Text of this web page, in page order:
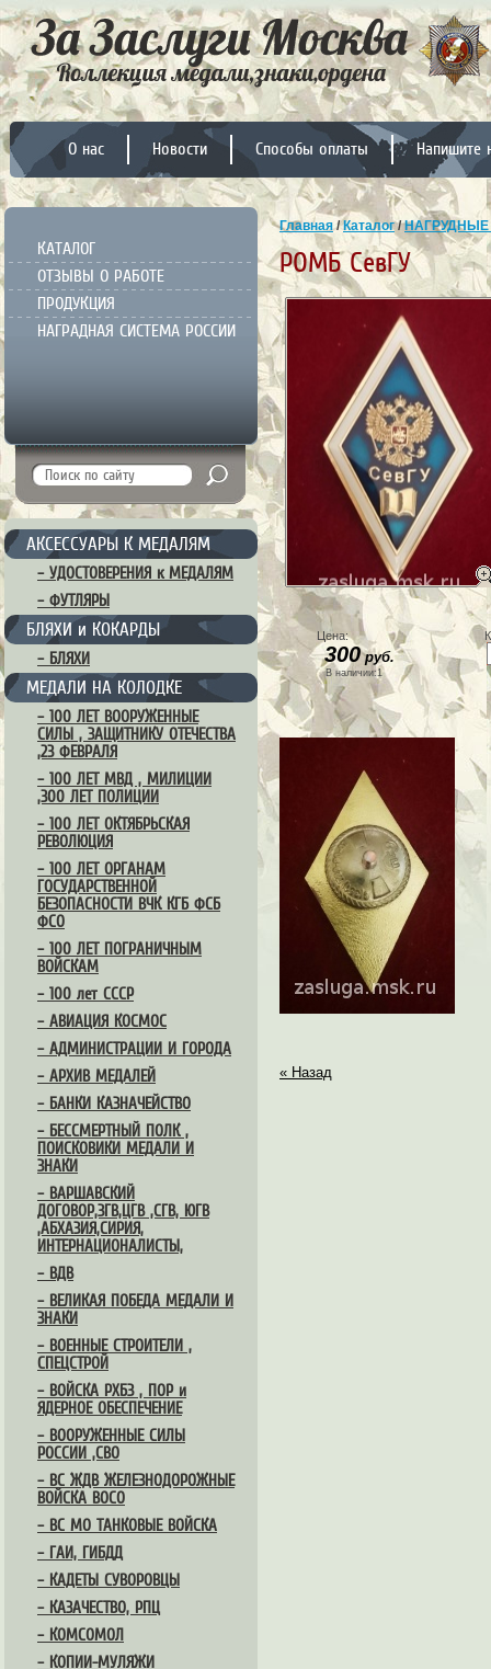
О нас Новости Способы оплаты Напишите
КАТАЛОГ
ОТЗЫВЫ О РАБОТЕ
ПРОДУКЦИЯ
НАГРАДНАЯ СИСТЕМА РОССИИ
АКСЕССУАРЫ К МЕДАЛЯМ
– УДОСТОВЕРЕНИЯ к МЕДАЛЯМ
– ФУТЛЯРЫ
БЛЯХИ и КОКАРДЫ
– БЛЯХИ
МЕДАЛИ НА КОЛОДКЕ
– 100 ЛЕТ ВООРУЖЕННЫЕ
СИЛЫ , ЗАЩИТНИКУ ОТЕЧЕСТВА
,23 ФЕВРАЛЯ
– 100 ЛЕТ МВД , МИЛИЦИИ
,300 ЛЕТ ПОЛИЦИИ
– 100 ЛЕТ ОКТЯБРЬСКАЯ
РЕВОЛЮЦИЯ
– 100 ЛЕТ ОРГАНАМ
ГОСУДАРСТВЕННОЙ
БЕЗОПАСНОСТИ ВЧК КГБ ФСБ
ФСО
– 100 ЛЕТ ПОГРАНИЧНЫМ
ВОЙСКАМ
– 100 лет СССР
– АВИАЦИЯ КОСМОС
– АДМИНИСТРАЦИИ И ГОРОДА
– АРХИВ МЕДАЛЕЙ
– БАНКИ КАЗНАЧЕЙСТВО
– БЕССМЕРТНЫЙ ПОЛК ,
ПОИСКОВИКИ МЕДАЛИ И
ЗНАКИ
– ВАРШАВСКИЙ
ДОГОВОР,ЗГВ,ЦГВ ,СГВ, ЮГВ
,АБХАЗИЯ,СИРИЯ,
ИНТЕРНАЦИОНАЛИСТЫ,
– ВДВ
– ВЕЛИКАЯ ПОБЕДА МЕДАЛИ И
ЗНАКИ
– ВОЕННЫЕ СТРОИТЕЛИ ,
СПЕЦСТРОЙ
– ВОЙСКА РХБЗ , ПОР и
ЯДЕРНОЕ ОБЕСПЕЧЕНИЕ
– ВООРУЖЕННЫЕ СИЛЫ
РОССИИ ,СВО
– ВС ЖДВ ЖЕЛЕЗНОДОРОЖНЫЕ
ВОЙСКА ВОСО
– ВС МО ТАНКОВЫЕ ВОЙСКА
– ГАИ, ГИБДД
– КАДЕТЫ СУВОРОВЦЫ
– КАЗАЧЕСТВО, РПЦ
– КОМСОМОЛ
– КОПИИ-МУЛЯЖИ
Главная/Каталог/НАГРУДНЫЕ
РОМБ СевГУ
Цена:
300руб.
В наличии:1
« Назад